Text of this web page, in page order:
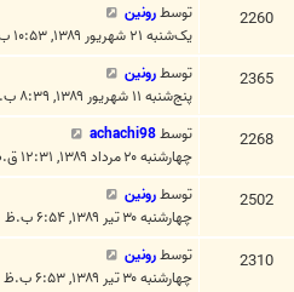
2260 توسطرونین
یک‌شنبه ۲۱ شهریور ۱۳۸۹, ۱۰:۵۳ ب.ظ
2365 توسطرونین
پنج‌شنبه ۱۱ شهریور ۱۳۸۹, ۸:۳۹ ب.ظ
2268 توسطachachi98
چهارشنبه ۲۰ مرداد ۱۳۸۹, ۱۲:۳۱ ق.ظ
2502 توسطرونین
چهارشنبه ۳۰ تیر ۱۳۸۹, ۶:۵۴ ب.ظ
2310 توسطرونین
چهارشنبه ۳۰ تیر ۱۳۸۹, ۶:۵۳ ب.ظ